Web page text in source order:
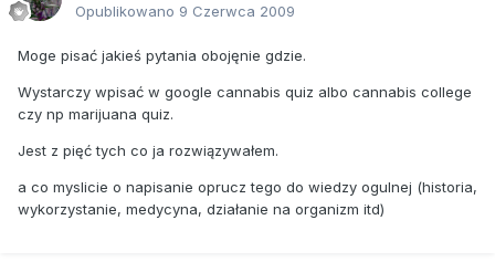
Opublikowano 9 Czerwca 2009
Moge pisać jakieś pytania obojęnie gdzie.
Wystarczy wpisać w google cannabis quiz albo cannabis college
czy np marijuana quiz.
Jest z pięć tych co ja rozwiązywałem.
a co myslicie o napisanie oprucz tego do wiedzy ogulnej (historia,
wykorzystanie, medycyna, działanie na organizm itd)